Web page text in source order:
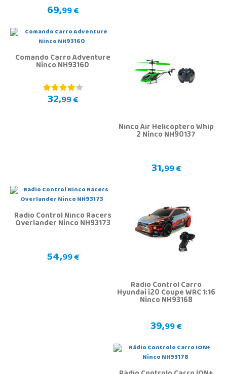
69,99 €
Comando Carro Adventure
Ninco NH93160
32,99 €
Ninco Air Helicóptero Whip
2 Ninco NH90137
31,99 €
Radio Control Ninco Racers
Overlander Ninco NH93173
54,99 €
Radio Control Carro
Hyundai i20 Coupe WRC 1:16
Ninco NH93168
39,99 €